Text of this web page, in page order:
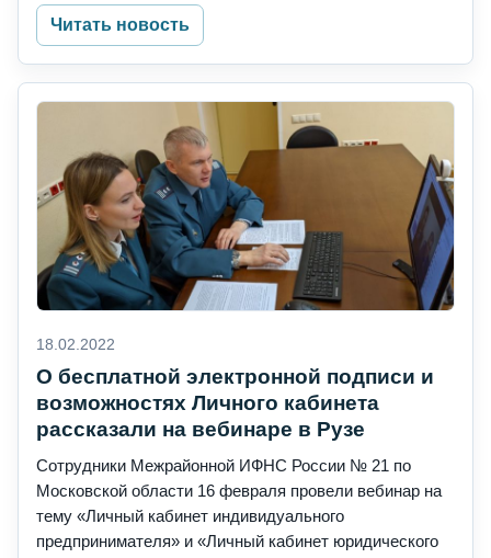
Читать новость
18.02.2022
О бесплатной электронной подписи и
возможностях Личного кабинета
рассказали на вебинаре в Рузе
Сотрудники Межрайонной ИФНС России № 21 по
Московской области 16 февраля провели вебинар на
тему «Личный кабинет индивидуального
предпринимателя» и «Личный кабинет юридического